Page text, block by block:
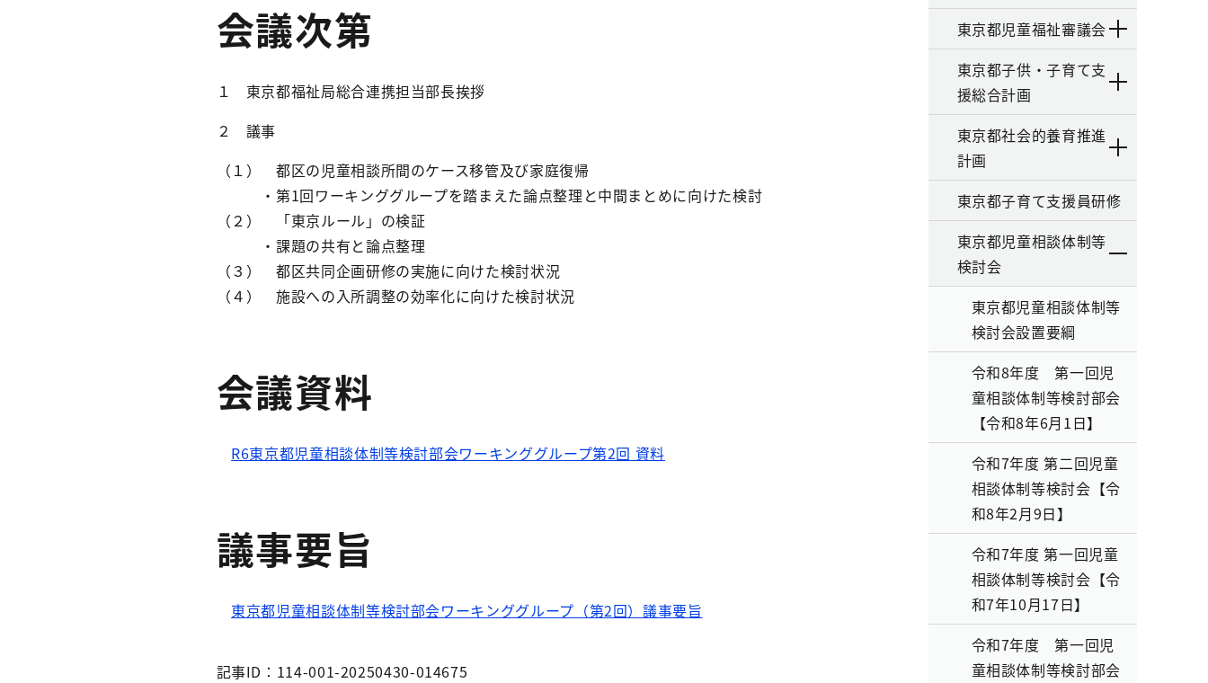
会議次第
１ 東京都福祉局総合連携担当部長挨拶
２ 議事
（１） 都区の児童相談所間のケース移管及び家庭復帰
・第1回ワーキンググループを踏まえた論点整理と中間まとめに向けた検討
（２） 「東京ルール」の検証
・課題の共有と論点整理
（３） 都区共同企画研修の実施に向けた検討状況
（４） 施設への入所調整の効率化に向けた検討状況
会議資料
R6東京都児童相談体制等検討部会ワーキンググループ第2回 資料
議事要旨
東京都児童相談体制等検討部会ワーキンググループ（第2回）議事要旨
記事ID：114-001-20250430-014675
東京都児童福祉審議会
東京都子供・子育て支
援総合計画
東京都社会的養育推進
計画
東京都子育て支援員研修
東京都児童相談体制等
検討会
東京都児童相談体制等
検討会設置要綱
令和8年度 第一回児
童相談体制等検討部会
【令和8年6月1日】
令和7年度 第二回児童
相談体制等検討会【令
和8年2月9日】
令和7年度 第一回児童
相談体制等検討会【令
和7年10月17日】
令和7年度 第一回児
童相談体制等検討部会